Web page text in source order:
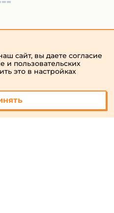
сайт, вы даете согласие
и пользовательских
это в настройках